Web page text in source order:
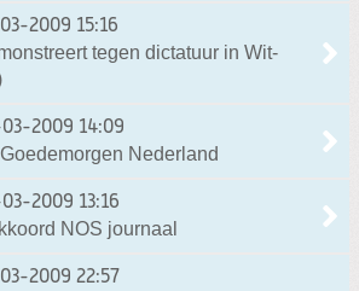
2009 15:16
tegen dictatuur in Wit-
2009 14:09
Nederland
2009 13:16
NOS journaal
2009 22:57